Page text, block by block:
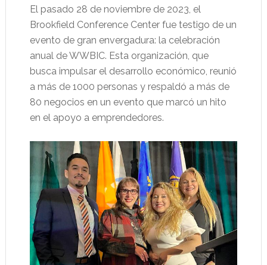
El pasado 28 de noviembre de 2023, el
Brookfield Conference Center fue testigo de un
evento de gran envergadura: la celebración
anual de WWBIC. Esta organización, que
busca impulsar el desarrollo económico, reunió
a más de 1000 personas y respaldó a más de
80 negocios en un evento que marcó un hito
en el apoyo a emprendedores.